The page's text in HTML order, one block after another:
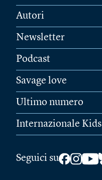
Autori
Newsletter
Podcast
Savage love
Ultimo numero
Internazionale Kids
Seguici su